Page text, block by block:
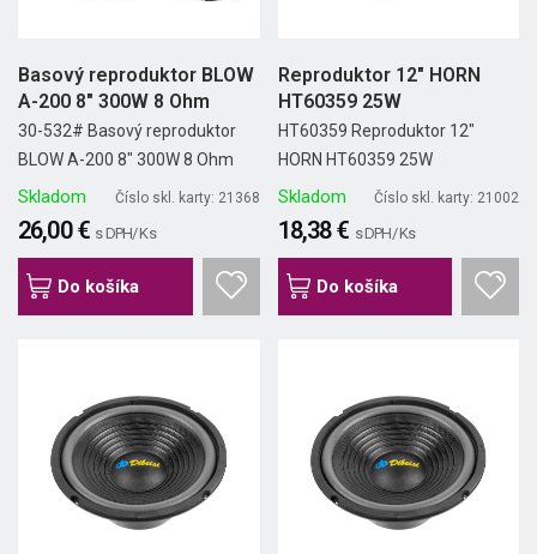
Basový reproduktor BLOW
A-200 8" 300W 8 Ohm
30-532# Basový reproduktor
BLOW A-200 8" 300W 8 Ohm
Skladom Číslo skl. karty: 21368
26,00 € s DPH/ Ks
Do košíka
Reproduktor 12" HORN
HT60359 25W
HT60359 Reproduktor 12"
HORN HT60359 25W
Skladom Číslo skl. karty: 21002
18,38 € s DPH/ Ks
Do košíka